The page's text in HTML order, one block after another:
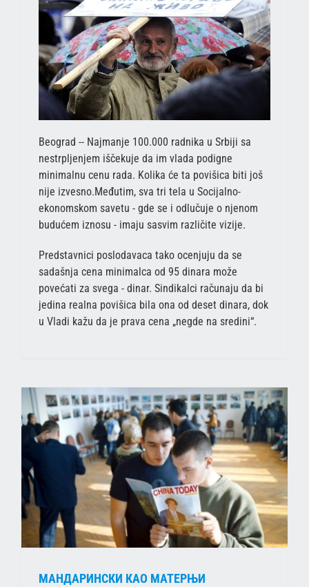
Beograd -- Najmanje 100.000 radnika u Srbiji sa
nestrpljenjem iščekuje da im vlada podigne
minimalnu cenu rada. Kolika će ta povišica biti još
nije izvesno.Međutim, sva tri tela u Socijalno-
ekonomskom savetu - gde se i odlučuje o njenom
budućem iznosu - imaju sasvim različite vizije.
Predstavnici poslodavaca tako ocenjuju da se
sadašnja cena minimalca od 95 dinara može
povećati za svega - dinar. Sindikalci računaju da bi
jedina realna povišica bila ona od deset dinara, dok
u Vladi kažu da je prava cena „negde na sredini“.
МАНДАРИНСКИ КАО МАТЕРЊИ